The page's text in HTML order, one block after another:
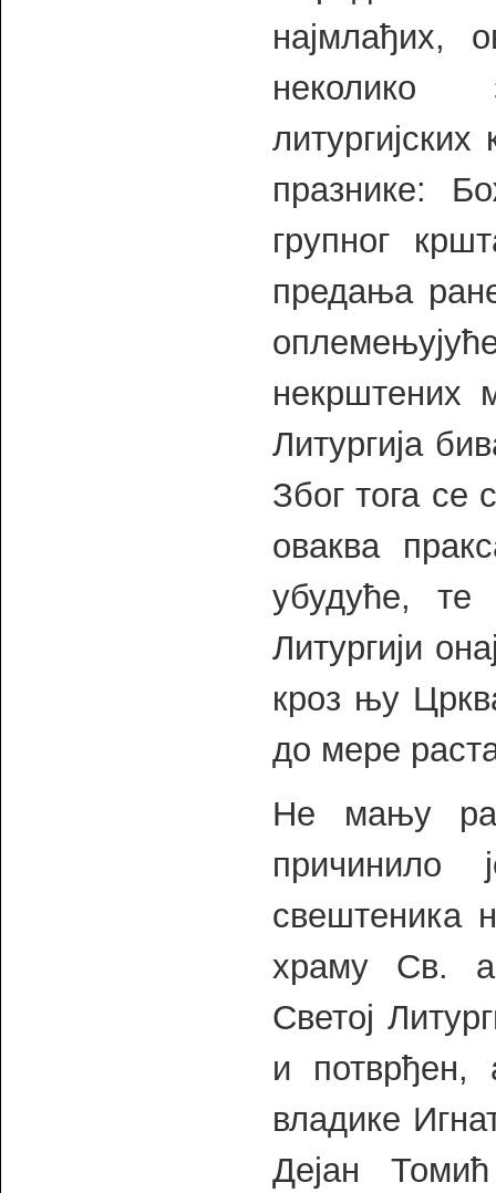
најмлађих,
неколико
празнике:
групног
предања
некрштених
Литургија
Због тога се
оваква
убудуће,
Литургији
кроз њу
до мере
Не мању
причинило
свештеника
храму Св.
Светој
и потврђен,
владике
Дејан